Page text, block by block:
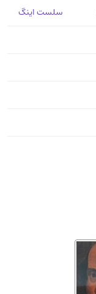
سلست اینگ